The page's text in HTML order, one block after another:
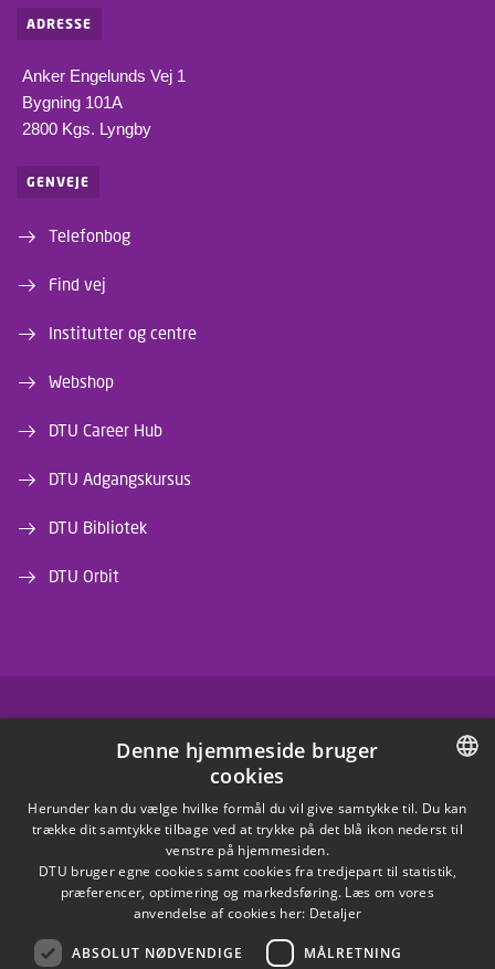
ADRESSE
Anker Engelunds Vej 1
Bygning 101A
2800 Kgs. Lyngby
GENVEJE
Telefonbog
Find vej
Institutter og centre
Webshop
DTU Career Hub
DTU Adgangskursus
DTU Bibliotek
DTU Orbit
INSTAGRAM
LINKEDIN
X
YOUTUBE
DANISH
ENGLISH
Denne hjemmeside bruger
cookies
Herunder kan du vælge hvilke formål du vil give samtykke til. Du kan
trække dit samtykke tilbage ved at trykke på det blå ikon nederst til
venstre på hjemmesiden.
DTU bruger egne cookies samt cookies fra tredjepart til statistik,
præferencer, optimering og markedsføring. Læs om vores
anvendelse af cookies her: Detaljer
ABSOLUT NØDVENDIGE MÅLRETNING